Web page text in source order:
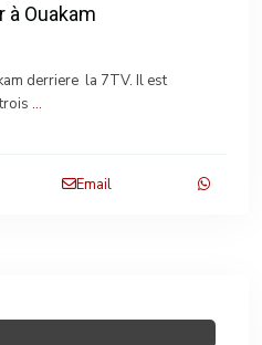
à Ouakam
derriere la 7TV. Il est
...
Email